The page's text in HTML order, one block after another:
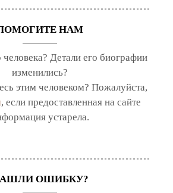
НАМ
человека? Детали его биографии
изменились?
этим человеком? Пожалуйста,
, если предоставленная на сайте
устарела.
ОШИБКУ?